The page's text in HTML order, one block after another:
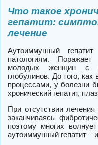
Что такое
гепатит:
лечение
Аутоиммунный
патологиям. Поражает
молодых женщин с
глобулинов. До того,
процессами, у болезни
хронический гепатит,
При отсутствии лечения
заканчиваясь
поэтому многих
аутоиммунный гепатит –